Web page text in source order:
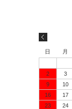
日 月
2
3
9
10
16
17
23
24